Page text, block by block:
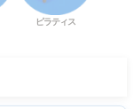
ピラティス